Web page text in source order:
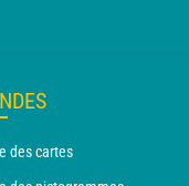
des cartes